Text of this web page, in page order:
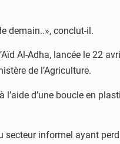
demain..», conclut-il.
Al-Adha, lancée le 22
de l’Agriculture.
d’une boucle en
informel ayant